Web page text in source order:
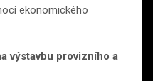
ekonomického
výstavbu provizního a